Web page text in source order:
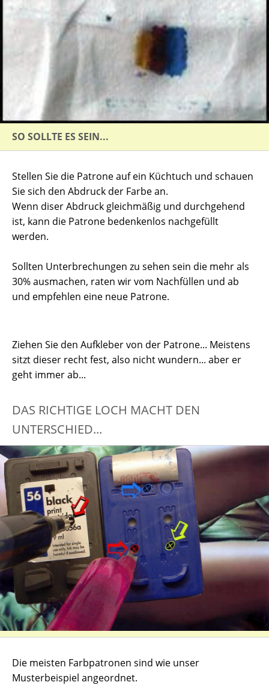
SO SOLLTE ES SEIN...
Stellen Sie die Patrone auf ein Küchtuch und schauen
Sie sich den Abdruck der Farbe an.
Wenn diser Abdruck gleichmäßig und durchgehend
ist, kann die Patrone bedenkenlos nachgefüllt
werden.
Sollten Unterbrechungen zu sehen sein die mehr als
30% ausmachen, raten wir vom Nachfüllen und ab
und empfehlen eine neue Patrone.
Ziehen Sie den Aufkleber von der Patrone... Meistens
sitzt dieser recht fest, also nicht wundern... aber er
geht immer ab...
DAS RICHTIGE LOCH MACHT DEN
UNTERSCHIED...
Die meisten Farbpatronen sind wie unser
Musterbeispiel angeordnet.